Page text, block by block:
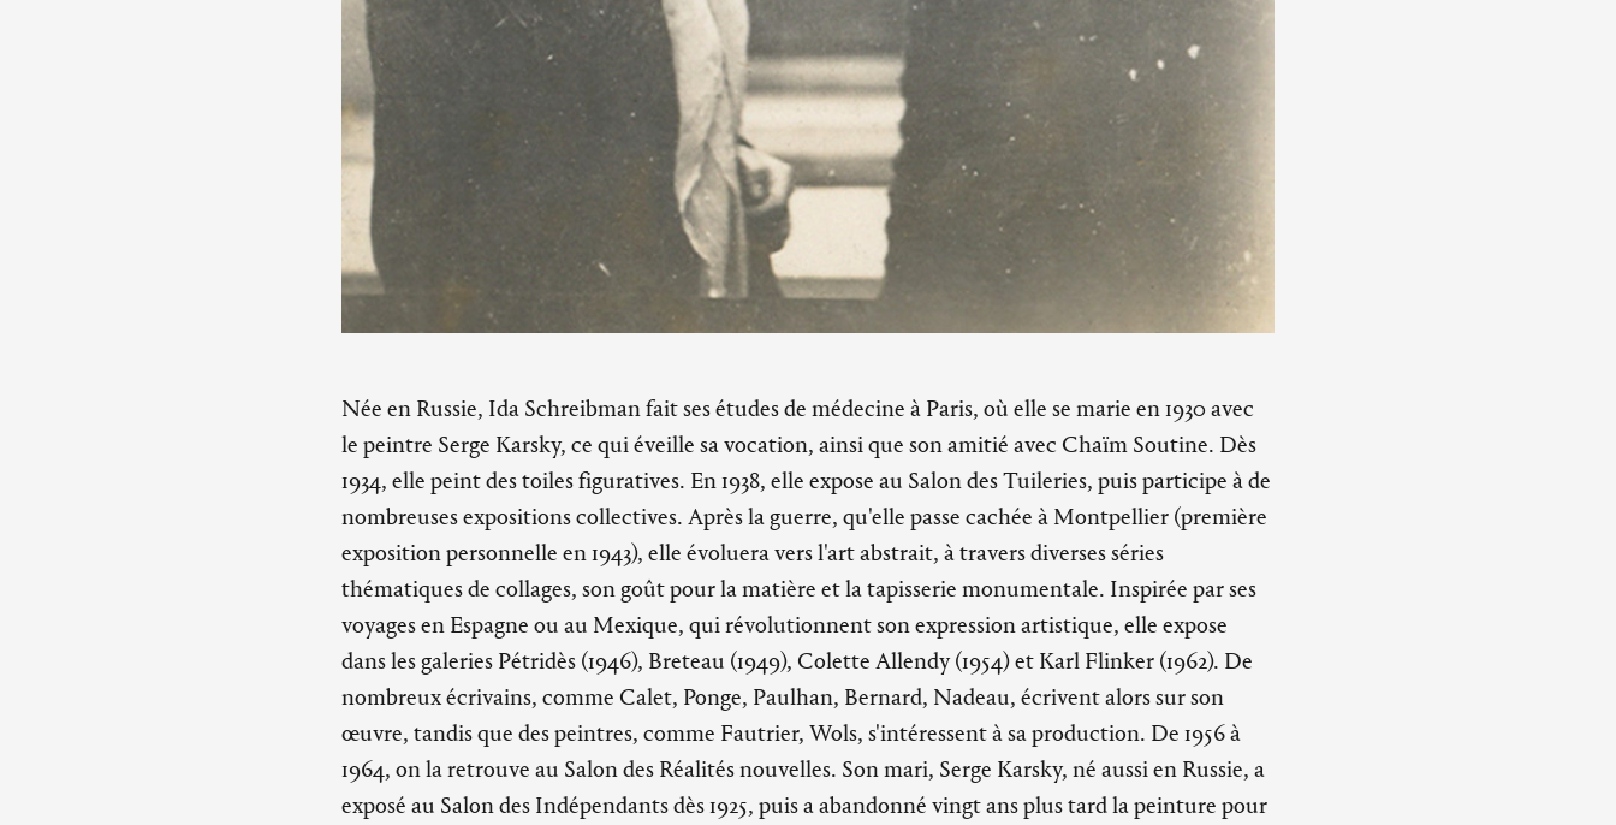
Née en Russie, Ida Schreibman fait ses études de médecine à Paris, où elle se marie en 1930 avec
le peintre Serge Karsky, ce qui éveille sa vocation, ainsi que son amitié avec Chaïm Soutine. Dès
1934, elle peint des toiles figuratives. En 1938, elle expose au Salon des Tuileries, puis participe à de
nombreuses expositions collectives. Après la guerre, qu'elle passe cachée à Montpellier (première
exposition personnelle en 1943), elle évoluera vers l'art abstrait, à travers diverses séries
thématiques de collages, son goût pour la matière et la tapisserie monumentale. Inspirée par ses
voyages en Espagne ou au Mexique, qui révolutionnent son expression artistique, elle expose
dans les galeries Pétridès (1946), Breteau (1949), Colette Allendy (1954) et Karl Flinker (1962). De
nombreux écrivains, comme Calet, Ponge, Paulhan, Bernard, Nadeau, écrivent alors sur son
œuvre, tandis que des peintres, comme Fautrier, Wols, s'intéressent à sa production. De 1956 à
1964, on la retrouve au Salon des Réalités nouvelles. Son mari, Serge Karsky, né aussi en Russie, a
exposé au Salon des Indépendants dès 1925, puis a abandonné vingt ans plus tard la peinture pour